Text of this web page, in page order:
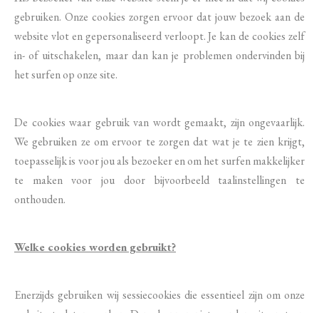
gebruiken. Onze cookies zorgen ervoor dat jouw bezoek aan de
website vlot en gepersonaliseerd verloopt. Je kan de cookies zelf
in- of uitschakelen, maar dan kan je problemen ondervinden bij
het surfen op onze site.
De cookies waar gebruik van wordt gemaakt, zijn ongevaarlijk.
We gebruiken ze om ervoor te zorgen dat wat je te zien krijgt,
toepasselijk is voor jou als bezoeker en om het surfen makkelijker
te maken voor jou door bijvoorbeeld taalinstellingen te
onthouden.
Welke cookies worden gebruikt?
Enerzijds gebruiken wij sessiecookies die essentieel zijn om onze